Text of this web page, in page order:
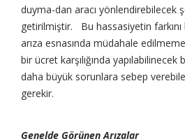
duyma-dan aracı yönlendirebilecek
getirilmiştir. Bu hassasiyetin
arıza esnasında müdahale
bir ücret karşılığında yapılabilinecek
daha büyük sorunlara sebep
gerekir.
Genelde Görünen Arızalar